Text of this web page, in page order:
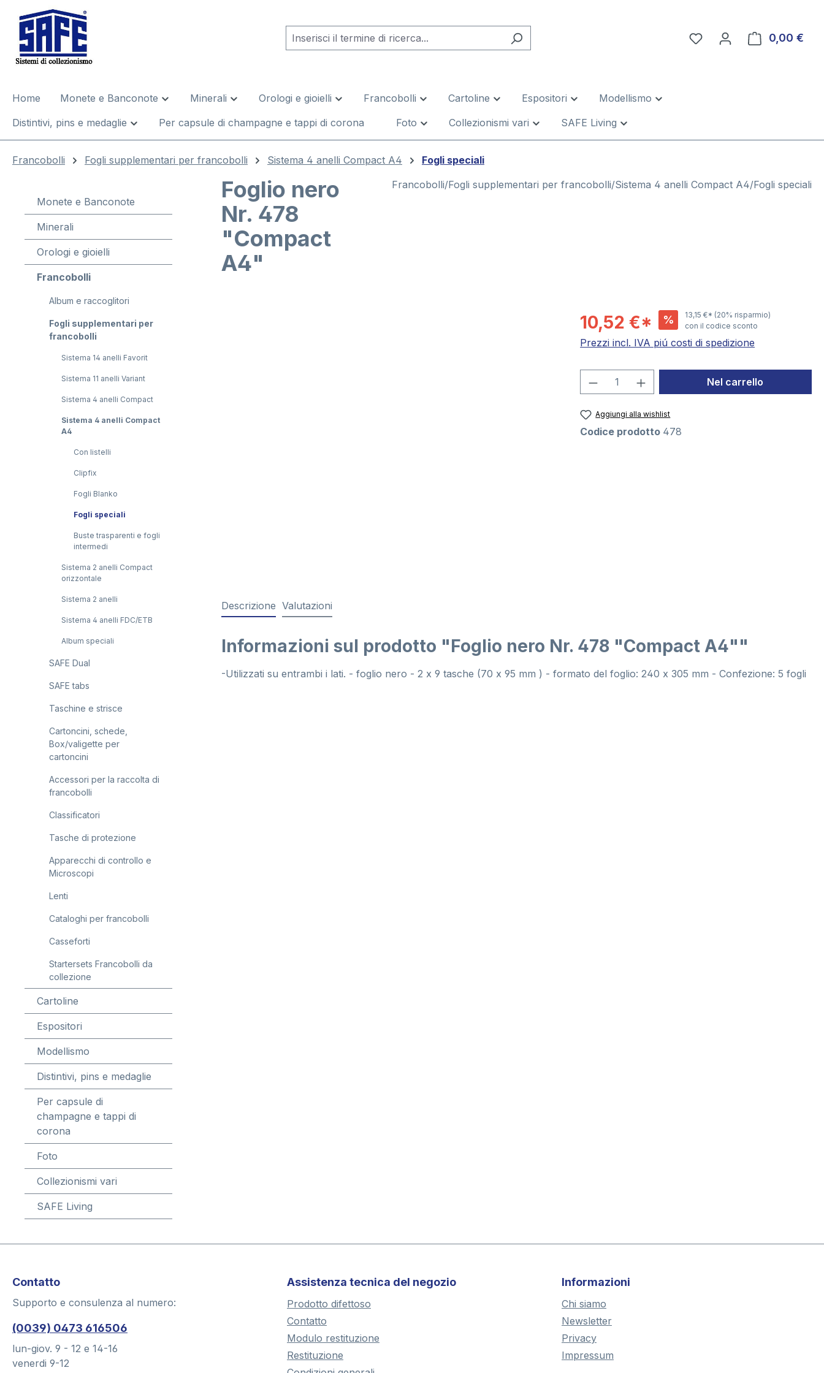
Passa alla navigazione principale
0,00 €
Home Monete e Banconote Minerali Orologi e gioielli Francobolli Cartoline Espositori
Modellismo
Distintivi, pins e medaglie
Per capsule di champagne e tappi di corona Foto Collezionismi vari SAFE Living
Francobolli Fogli supplementari per francobolli Sistema 4 anelli Compact A4 Fogli speciali
Monete e Banconote
Minerali
Orologi e gioielli
Francobolli
Album e raccoglitori
Fogli supplementari per
francobolli
Sistema 14 anelli Favorit
Sistema 11 anelli Variant
Sistema 4 anelli Compact
Sistema 4 anelli Compact
A4
Con listelli
Clipfix
Fogli Blanko
Fogli speciali
Buste trasparenti e fogli
intermedi
Sistema 2 anelli Compact
orizzontale
Sistema 2 anelli
Sistema 4 anelli FDC/ETB
Album speciali
SAFE Dual
SAFE tabs
Taschine e strisce
Cartoncini, schede,
Box/valigette per
cartoncini
Accessori per la raccolta di
francobolli
Classificatori
Tasche di protezione
Apparecchi di controllo e
Microscopi
Lenti
Cataloghi per francobolli
Casseforti
Startersets Francobolli da
collezione
Cartoline
Espositori
Modellismo
Distintivi, pins e medaglie
Per capsule di
champagne e tappi di
corona
Foto
Collezionismi vari
SAFE Living
Foglio nero
Nr. 478
"Compact
A4"
Francobolli/Fogli supplementari per francobolli/Sistema 4 anelli Compact A4/Fogli speciali
10,52 €* % 13,15 €* (20% risparmio)
con il codice sconto
Prezzi incl. IVA piú costi di spedizione
Quantità del prodotto: inserisci
Nel carrello
Aggiungi alla wishlist
Codice prodotto 478
Descrizione Valutazioni
Informazioni sul prodotto "Foglio nero Nr. 478 "Compact A4""
-Utilizzati su entrambi i lati. - foglio nero - 2 x 9 tasche (70 x 95 mm ) - formato del foglio: 240 x 305 mm - Confezione: 5 fogli
Contatto
Supporto e consulenza al numero:
(0039) 0473 616506
lun-giov. 9 - 12 e 14-16
venerdi 9-12
Assistenza tecnica del negozio
Prodotto difettoso
Contatto
Modulo restituzione
Restituzione
Informazioni
Chi siamo
Newsletter
Privacy
Impressum